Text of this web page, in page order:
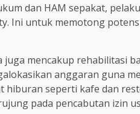
dan HAM sepakat,
Ini untuk memotong
mencakup rehabilitasi
anggaran guna
hiburan seperti kafe dan
pada pencabutan izin